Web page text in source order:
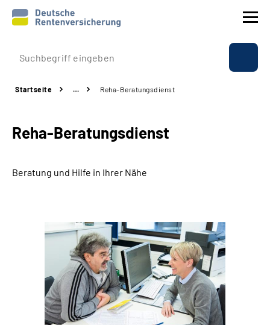
Prävention
Rente
Beratung & Kontakt
Über uns & Presse
Online-Services
Suche
Startseite … Reha-Beratungsdienst
Reha-Beratungsdienst
Beratung und Hilfe in Ihrer Nähe